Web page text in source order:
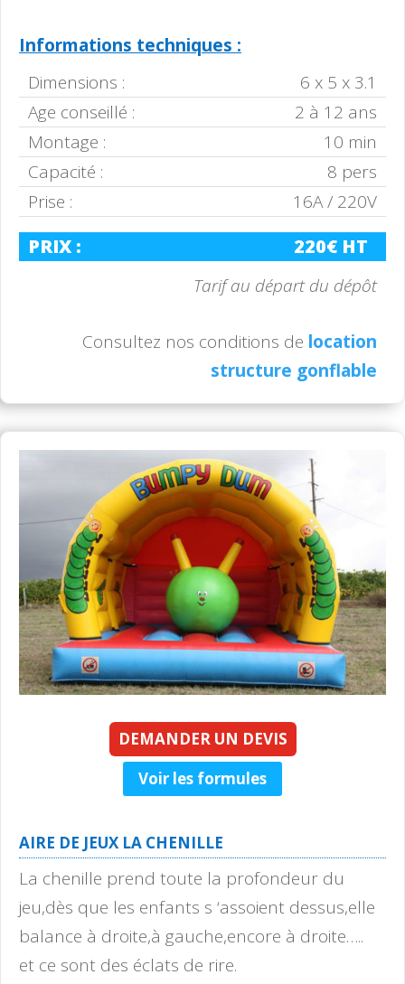
Informations techniques :
Dimensions :
6 x 5 x 3.1
Age conseillé :
2 à 12 ans
Montage :
10 min
Capacité :
8 pers
Prise :
16A / 220V
PRIX : 220€ HT
Tarif au départ du dépôt
Consultez nos conditions de location
structure gonflable
DEMANDER UN DEVIS
Voir les formules
AIRE DE JEUX LA CHENILLE
La chenille prend toute la profondeur du
jeu,dès que les enfants s ‘assoient dessus,elle
balance à droite,à gauche,encore à droite…..
et ce sont des éclats de rire.